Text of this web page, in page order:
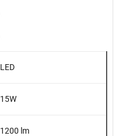
LED
15W
1200 lm